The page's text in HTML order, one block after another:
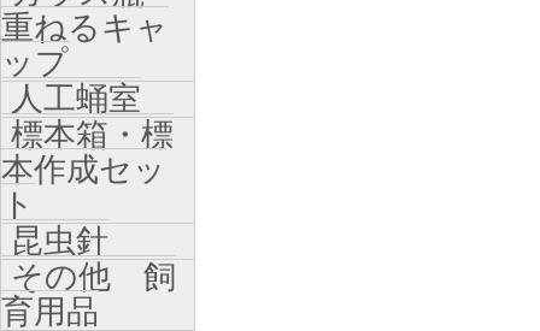
重ねるキャ
ップ
人工蛹室
標本箱・標
本作成セッ
ト
昆虫針
その他 飼
育用品